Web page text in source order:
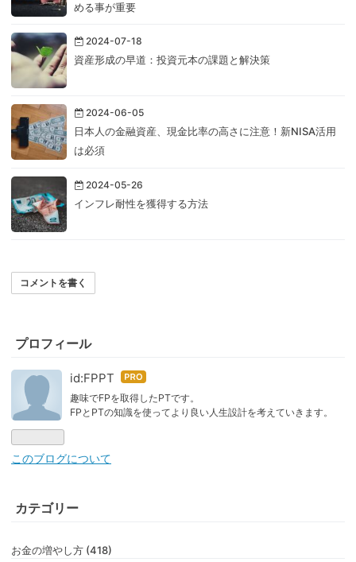
める事が重要
2024-07-18
資産形成の早道：投資元本の課題と解決策
2024-06-05
日本人の金融資産、現金比率の高さに注意！新NISA活用
は必須
2024-05-26
インフレ耐性を獲得する方法
コメントを書く
プロフィール
id:FPPT はて
なブ
ログ
趣味でFPを取得したPTです。
FPとPTの知識を使ってより良い人生設計を考えていきます。
このブログについて
カテゴリー
お金の増やし方 (418)